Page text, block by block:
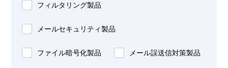
フィルタリング製品
メールセキュリティ製品
ファイル暗号化製品 メール誤送信対策製品